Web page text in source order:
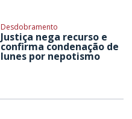
Desdobramento
Justiça nega recurso e
confirma condenação de
Iunes por nepotismo